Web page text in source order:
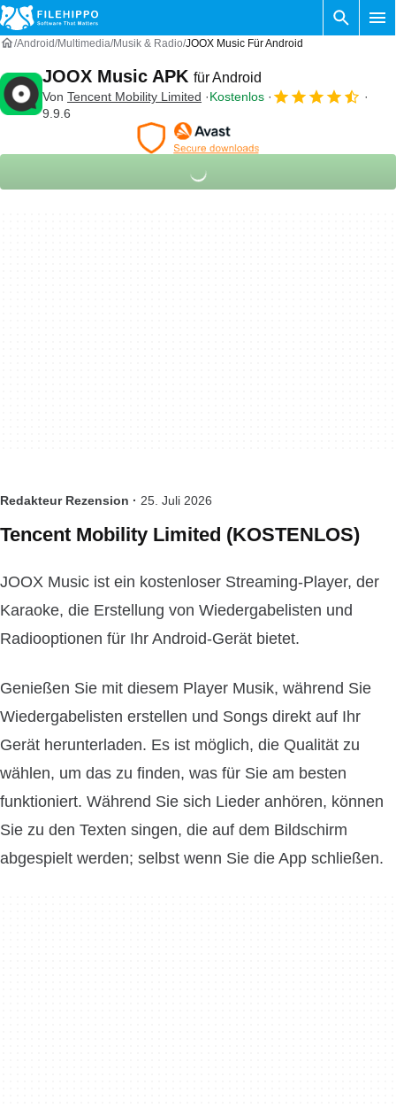
Android Multimedia Musik & Radio JOOX Music Für Android
JOOX Music APK für Android
Von Tencent Mobility Limited
Kostenlos
9.9.6
Redakteur Rezension · 25. Juli 2026
Tencent Mobility Limited (KOSTENLOS)
JOOX Music ist ein kostenloser Streaming-Player, der
Karaoke, die Erstellung von Wiedergabelisten und
Radiooptionen für Ihr Android-Gerät bietet.
Genießen Sie mit diesem Player Musik, während Sie
Wiedergabelisten erstellen und Songs direkt auf Ihr
Gerät herunterladen. Es ist möglich, die Qualität zu
wählen, um das zu finden, was für Sie am besten
funktioniert. Während Sie sich Lieder anhören, können
Sie zu den Texten singen, die auf dem Bildschirm
abgespielt werden; selbst wenn Sie die App schließen.